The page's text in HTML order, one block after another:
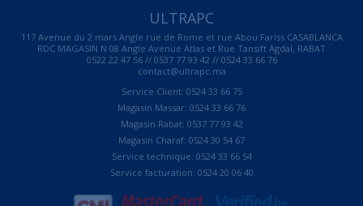
ULTRAPC
117 Avenue du 2 mars Angle rue de Rome et rue Abou Fariss CASABLANCA
RDC MAGASIN N 08 Angle Avenue Atlas et Rue Tansift Agdal, RABAT
0522 22 47 56 // 0537 77 93 42 // 0524 33 66 76
contact@ultrapc.ma
Service Client: 0524 33 66 75
Magasin Massar: 0524 33 66 76
Magasin Rabat: 0537 77 93 42
Magasin Charaf: 0524 30 54 67
Service technique: 0524 33 66 54
Service facturation: 0524 20 06 40